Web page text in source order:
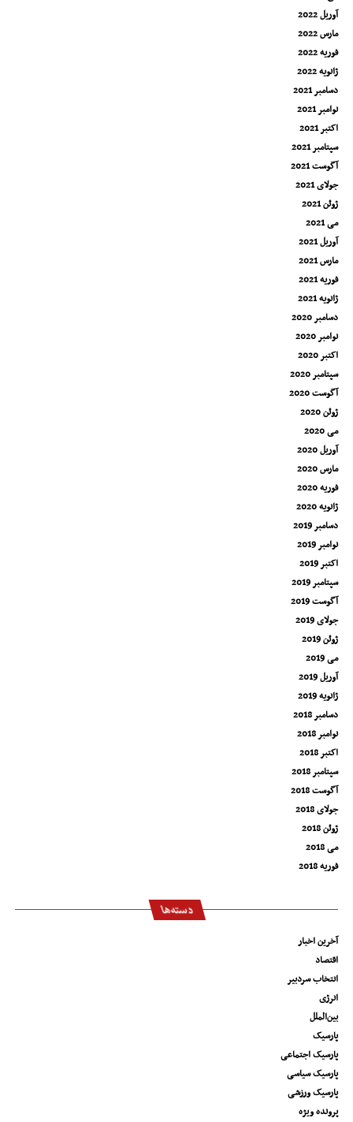
آوریل 2022
مارس 2022
فوریه 2022
ژانویه 2022
دسامبر 2021
نوامبر 2021
اکتبر 2021
سپتامبر 2021
آگوست 2021
جولای 2021
ژوئن 2021
می 2021
آوریل 2021
مارس 2021
فوریه 2021
ژانویه 2021
دسامبر 2020
نوامبر 2020
اکتبر 2020
سپتامبر 2020
آگوست 2020
ژوئن 2020
می 2020
آوریل 2020
مارس 2020
فوریه 2020
ژانویه 2020
دسامبر 2019
نوامبر 2019
اکتبر 2019
سپتامبر 2019
آگوست 2019
جولای 2019
ژوئن 2019
می 2019
آوریل 2019
ژانویه 2019
دسامبر 2018
نوامبر 2018
اکتبر 2018
سپتامبر 2018
آگوست 2018
جولای 2018
ژوئن 2018
می 2018
فوریه 2018
دسته‌ها
آخرین اخبار
اقتصاد
انتخاب سردبیر
انرژی
بین‌الملل
پارسیک
پارسیک اجتماعی
پارسیک سیاسی
پارسیک ورزشی
پرونده ویژه